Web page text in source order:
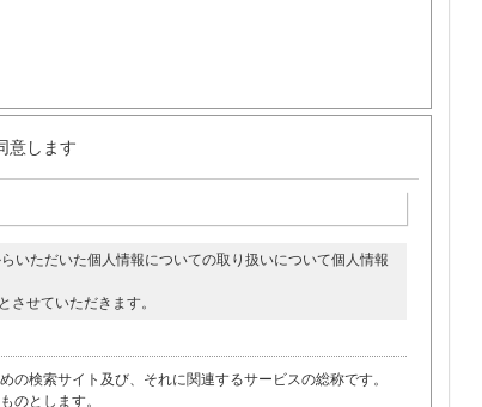
意します
いただいた個人情報についての取り扱いについて個人情報
せていただきます。
の検索サイト及び、それに関連するサービスの総称です。
のとします。